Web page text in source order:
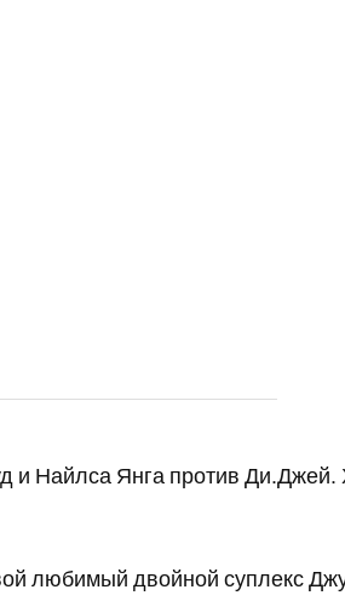
и Найлса Янга против
любимый двойной суплекс